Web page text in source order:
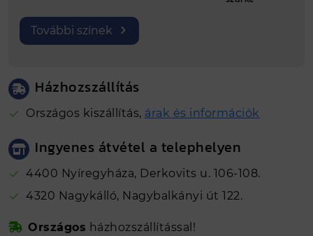
További színek
Házhozszállítás
Országos kiszállítás, árak és információk
Ingyenes átvétel a telephelyen
4400 Nyíregyháza, Derkovits u. 106-108.
4320 Nagykálló, Nagybalkányi út 122.
Gyártási hely Nyíregyháza
Országos házhozszállítással!